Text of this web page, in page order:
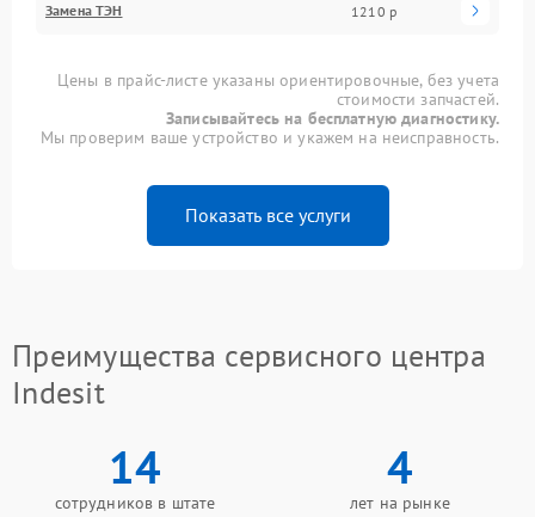
Замена ТЭН 1210 р
Цены в прайс-листе указаны ориентировочные, без учета
стоимости запчастей.
Записывайтесь на бесплатную диагностику.
Мы проверим ваше устройство и укажем на неисправность.
Показать все услуги
Преимущества сервисного центра
Indesit
14
сотрудников в штате
4
лет на рынке